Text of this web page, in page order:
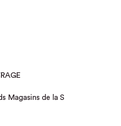
Magasins de la S